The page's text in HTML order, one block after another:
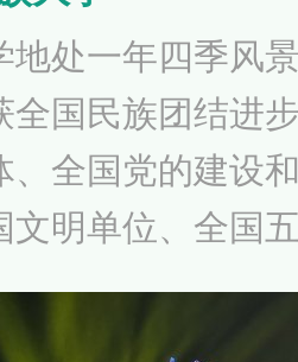
革示范高校、教
、全国绿化模范
新创业教育实
言文字推广普及
地处一年四季风
全国民族团结进
、全国党的建设
文明单位、全国
、自治区民族团
步教育示范基地